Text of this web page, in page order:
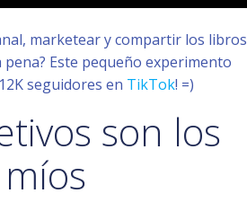
marketear y compartir los libros
pena? Este pequeño experimento
seguidores en TikTok! =)
son los
míos